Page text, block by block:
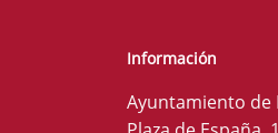
Información
Ayuntamiento de